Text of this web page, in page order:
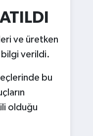
ve üretken
bilgi verildi.
bu
olduğu